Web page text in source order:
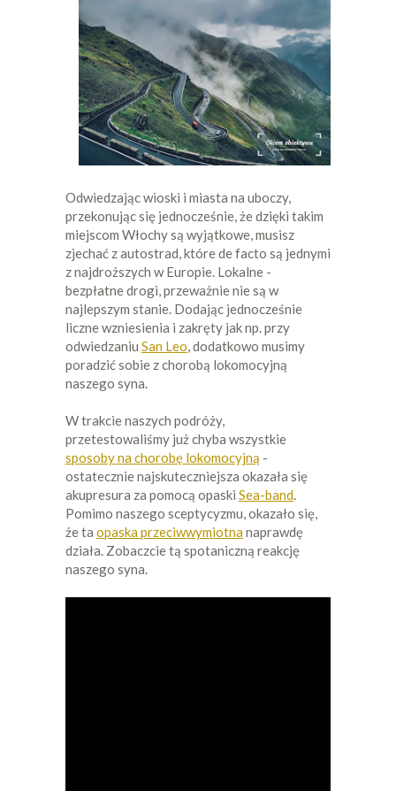
Odwiedzając wioski i miasta na uboczy,
przekonując się jednocześnie, że dzięki takim
miejscom Włochy są wyjątkowe, musisz
zjechać z autostrad, które de facto są jednymi
z najdroższych w Europie. Lokalne -
bezpłatne drogi, przeważnie nie są w
najlepszym stanie. Dodając jednocześnie
liczne wzniesienia i zakręty jak np. przy
odwiedzaniu San Leo, dodatkowo musimy
poradzić sobie z chorobą lokomocyjną
naszego syna.
W trakcie naszych podróży,
przetestowaliśmy już chyba wszystkie
sposoby na chorobę lokomocyjną -
ostatecznie najskuteczniejsza okazała się
akupresura za pomocą opaski Sea-band.
Pomimo naszego sceptycyzmu, okazało się,
że ta opaska przeciwwymiotnanaprawdę
działa. Zobaczcie tą spotaniczną reakcję
naszego syna.